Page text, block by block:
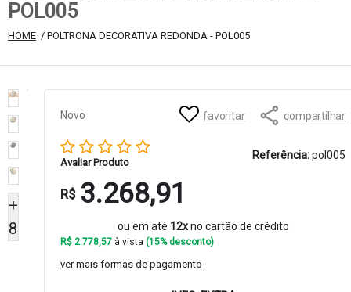
POL005
HOME / POLTRONA DECORATIVA REDONDA - POL005
+
8
Novo favoritar compartilhar
Avaliar Produto
Referência:pol005
R$ 3.268,91
ou em até 12xno cartão de crédito
R$ 2.778,57 à vista (15% desconto)
ver mais formas de pagamento